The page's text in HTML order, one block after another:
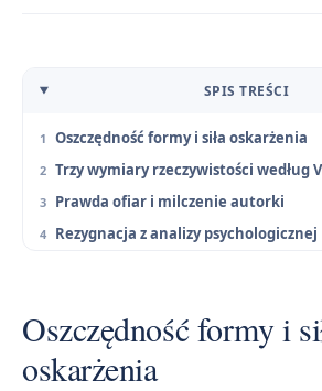
SPIS TREŚCI
Oszczędność formy i siła oskarżenia
Trzy wymiary rzeczywistości według
Prawda ofiar i milczenie autorki
Rezygnacja z analizy psychologicznej
Oszczędność formy i
oskarżenia